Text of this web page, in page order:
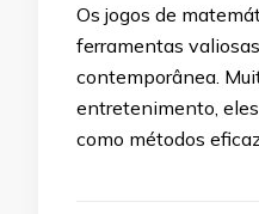
Os jogos de
ferramentas
contemporânea.
entretenimento,
como métodos